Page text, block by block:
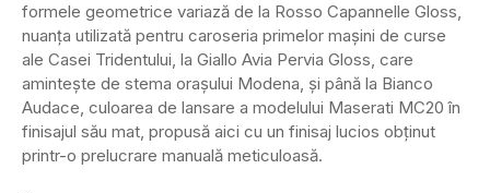
formele geometrice variază de la Rosso Capannelle Gloss,
nuanța utilizată pentru caroseria primelor mașini de curse
ale Casei Tridentului, la Giallo Avia Pervia Gloss, care
amintește de stema orașului Modena, și până la Bianco
Audace, culoarea de lansare a modelului Maserati MC20 în
finisajul său mat, propusă aici cu un finisaj lucios obținut
printr-o prelucrare manuală meticuloasă.